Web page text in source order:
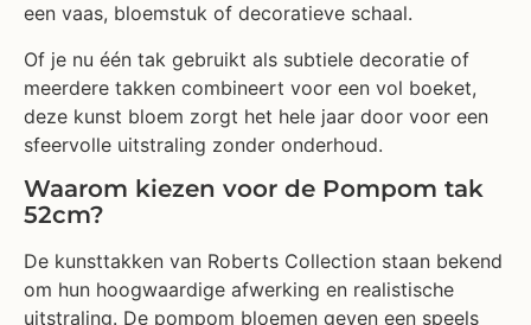
een vaas, bloemstuk of decoratieve schaal.
Of je nu één tak gebruikt als subtiele decoratie of
meerdere takken combineert voor een vol boeket,
deze kunst bloem zorgt het hele jaar door voor een
sfeervolle uitstraling zonder onderhoud.
Waarom kiezen voor de Pompom tak
52cm?
De kunsttakken van Roberts Collection staan bekend
om hun hoogwaardige afwerking en realistische
uitstraling. De pompom bloemen geven een speels